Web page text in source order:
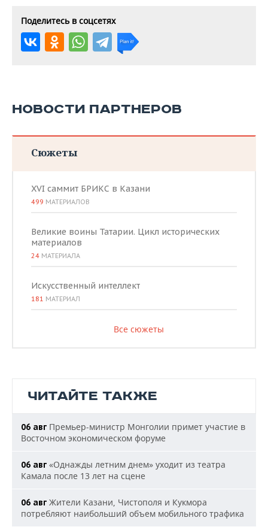
Поделитесь в соцсетях
НОВОСТИ ПАРТНЕРОВ
Сюжеты
XVI саммит БРИКС в Казани
499 МАТЕРИАЛОВ
Великие воины Татарии. Цикл исторических
материалов
24 МАТЕРИАЛА
Искусственный интеллект
181 МАТЕРИАЛ
Все сюжеты
ЧИТАЙТЕ ТАКЖЕ
06 авг Премьер-министр Монголии примет участие в
Восточном экономическом форуме
06 авг «Однажды летним днем» уходит из театра
Камала после 13 лет на сцене
06 авг Жители Казани, Чистополя и Кукмора
потребляют наибольший объем мобильного трафика